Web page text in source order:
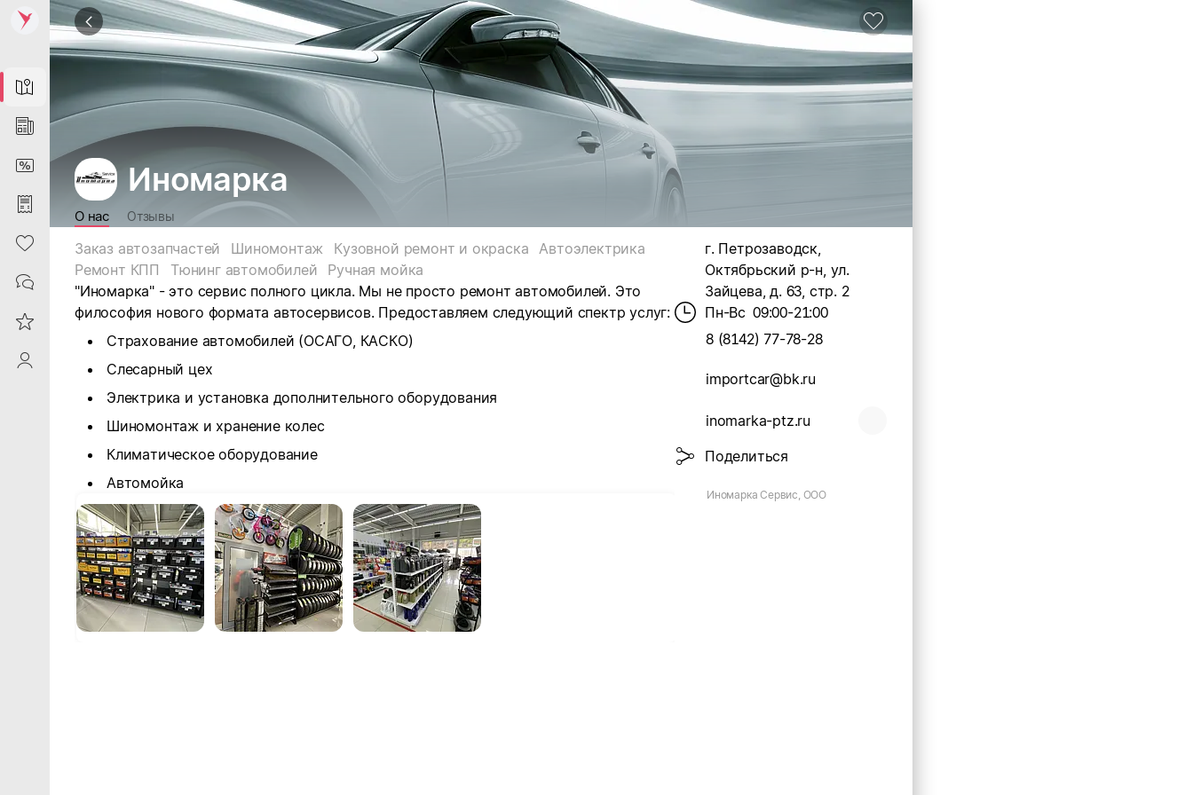
Map
News
DiscountCard
Purchases
Heart
Contacts
Reviews
ProfileSaby
Иномарка
О нас Отзывы
Заказ автозапчастей Шиномонтаж Кузовной ремонт и окраска
Автоэлектрика
Ремонт КПП
Тюнинг автомобилей
Ручная мойка
"Иномарка" -это сервис полного цикла. Мы не просто ремонт автомобилей. Это
философия нового формата автосервисов. Предоставляем следующий спектр услуг:
Cтрахование автомобилей (ОСАГО, КАСКО)
Слесарный цех
Электрика и установка дополнительного оборудования
Шиномонтаж и хранение колес
Климатическое оборудование
Автомойка
г. Петрозаводск,
Октябрьский р-н, ул.
Зайцева, д. 63, стр. 2
Пн-Вс 09:00-21:00
8 (8142) 77-78-28
importcar@bk.ru
inomarka-ptz.ru
Поделиться
Иномарка Сервис, ООО